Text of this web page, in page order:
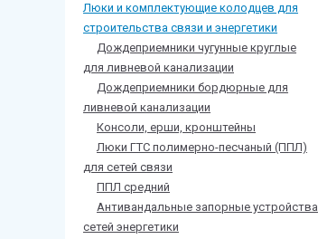
Люки и комплектующие колодцев для
строительства связи и энергетики
Дождеприемники чугунные круглые
для ливневой канализации
Дождеприемники бордюрные для
ливневой канализации
Консоли, ерши, кронштейны
Люки ГТС полимерно-песчаный (ППЛ)
для сетей связи
ППЛ средний
Антивандальные запорные устройства
сетей энергетики